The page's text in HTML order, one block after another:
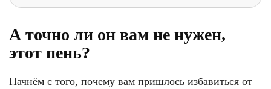
А точно ли он вам не нужен,
этот пень?
Начнём с того, почему вам пришлось избавиться от